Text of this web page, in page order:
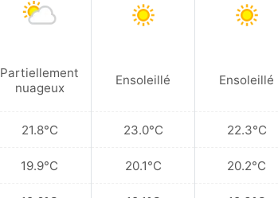
Partiellement
nuageux
21.8°C
19.9°C
Ensoleillé
23.0°C
20.1°C
Ensoleillé
22.3°C
20.2°C